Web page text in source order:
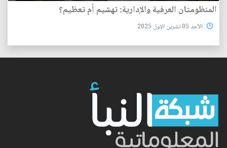
المنظومتان العرفية والإدارية: تهشيم أم تعظيم؟
الأحد 05 تشرين الاول 2025